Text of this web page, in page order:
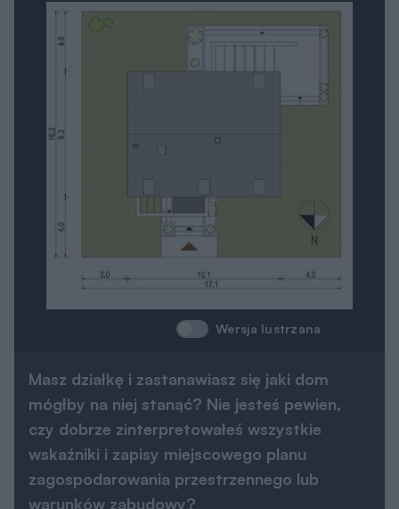
Wersja lustrzana
Masz działkę i zastanawiasz się jaki dom
mógłby na niej stanąć? Nie jesteś pewien,
czy dobrze zinterpretowałeś wszystkie
wskaźniki i zapisy miejscowego planu
zagospodarowania przestrzennego lub
warunków zabudowy?